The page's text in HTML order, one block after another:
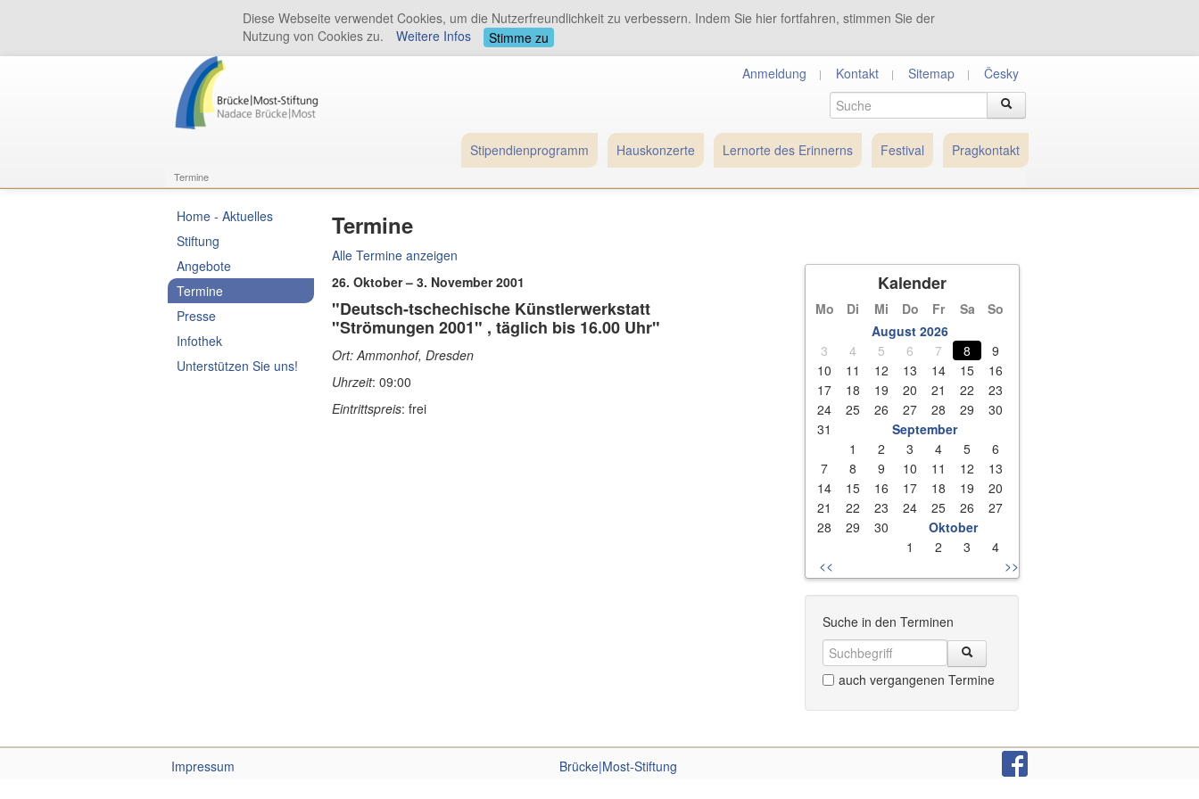
Anmeldung Kontakt Sitemap Česky
Stipendienprogramm Hauskonzerte Lernorte des Erinnerns Festival Pragkontakt
Termine
Home - Aktuelles
Stiftung
Angebote
Termine
Presse
Infothek
Unterstützen Sie uns!
Termine
Alle Termine anzeigen
26. Oktober – 3. November 2001
"Deutsch-tschechische Künstlerwerkstatt
"Strömungen 2001" , täglich bis 16.00 Uhr"
Ort: Ammonhof, Dresden
Uhrzeit: 09:00
Eintrittspreis: frei
Kalender
Mo Di Mi Do Fr Sa
So
August 2026
3
4 5 6 7 8
9
10
11 12 13 14 15
16
17
18 19 20 21 22
23
24
25 26 27 28 29
30
31
September
1
2 3 4 5
6
7
8 9 10 11 12
13
14
15 16 17 18 19
20
21
22 23 24 25 26
27
28
29 30
Oktober
1
2 3
4
<<
>>
Suche in den Terminen
auch vergangenen Termine
Impressum Brücke|Most-Stiftung
Diese Webseite verwendet Cookies, um die Nutzerfreundlichkeit zu verbessern. Indem Sie hier fortfahren, stimmen Sie der
Nutzung von Cookies zu.
Weitere Infos Stimme zu